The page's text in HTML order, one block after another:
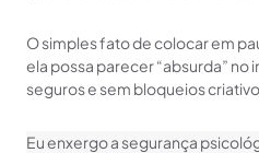
O simples fato de colocar em
ela possa parecer “absurda” no
seguros e sem bloqueios
Eu enxergo a segurança